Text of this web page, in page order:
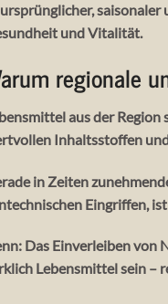
ursprünglicher, saisonaler
und Vitalität.
regionale
aus der
Inhaltsstoffen
in Zeiten
Eingriffen,
Das Einverleiben von
Lebensmittelsein –